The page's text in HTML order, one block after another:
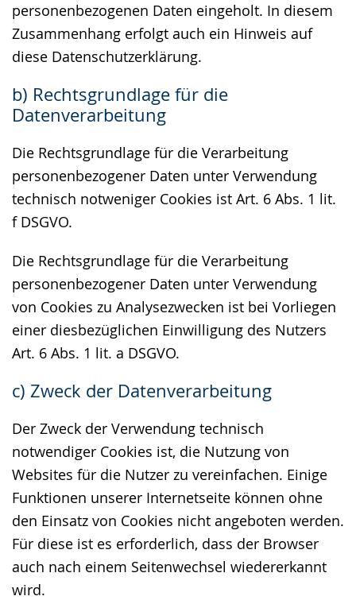
personenbezogenen Daten eingeholt. In diesem
Zusammenhang erfolgt auch ein Hinweis auf
diese Datenschutzerklärung.
b) Rechtsgrundlage für die
Datenverarbeitung
Die Rechtsgrundlage für die Verarbeitung
personenbezogener Daten unter Verwendung
technisch notweniger Cookies ist Art. 6 Abs. 1 lit.
f DSGVO.
Die Rechtsgrundlage für die Verarbeitung
personenbezogener Daten unter Verwendung
von Cookies zu Analysezwecken ist bei Vorliegen
einer diesbezüglichen Einwilligung des Nutzers
Art. 6 Abs. 1 lit. a DSGVO.
c) Zweck der Datenverarbeitung
Der Zweck der Verwendung technisch
notwendiger Cookies ist, die Nutzung von
Websites für die Nutzer zu vereinfachen. Einige
Funktionen unserer Internetseite können ohne
den Einsatz von Cookies nicht angeboten werden.
Für diese ist es erforderlich, dass der Browser
auch nach einem Seitenwechsel wiedererkannt
wird.